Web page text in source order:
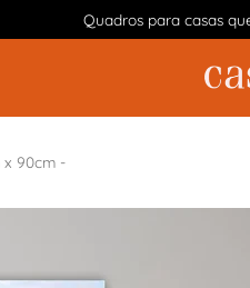
Quadros para casas
x 90cm -